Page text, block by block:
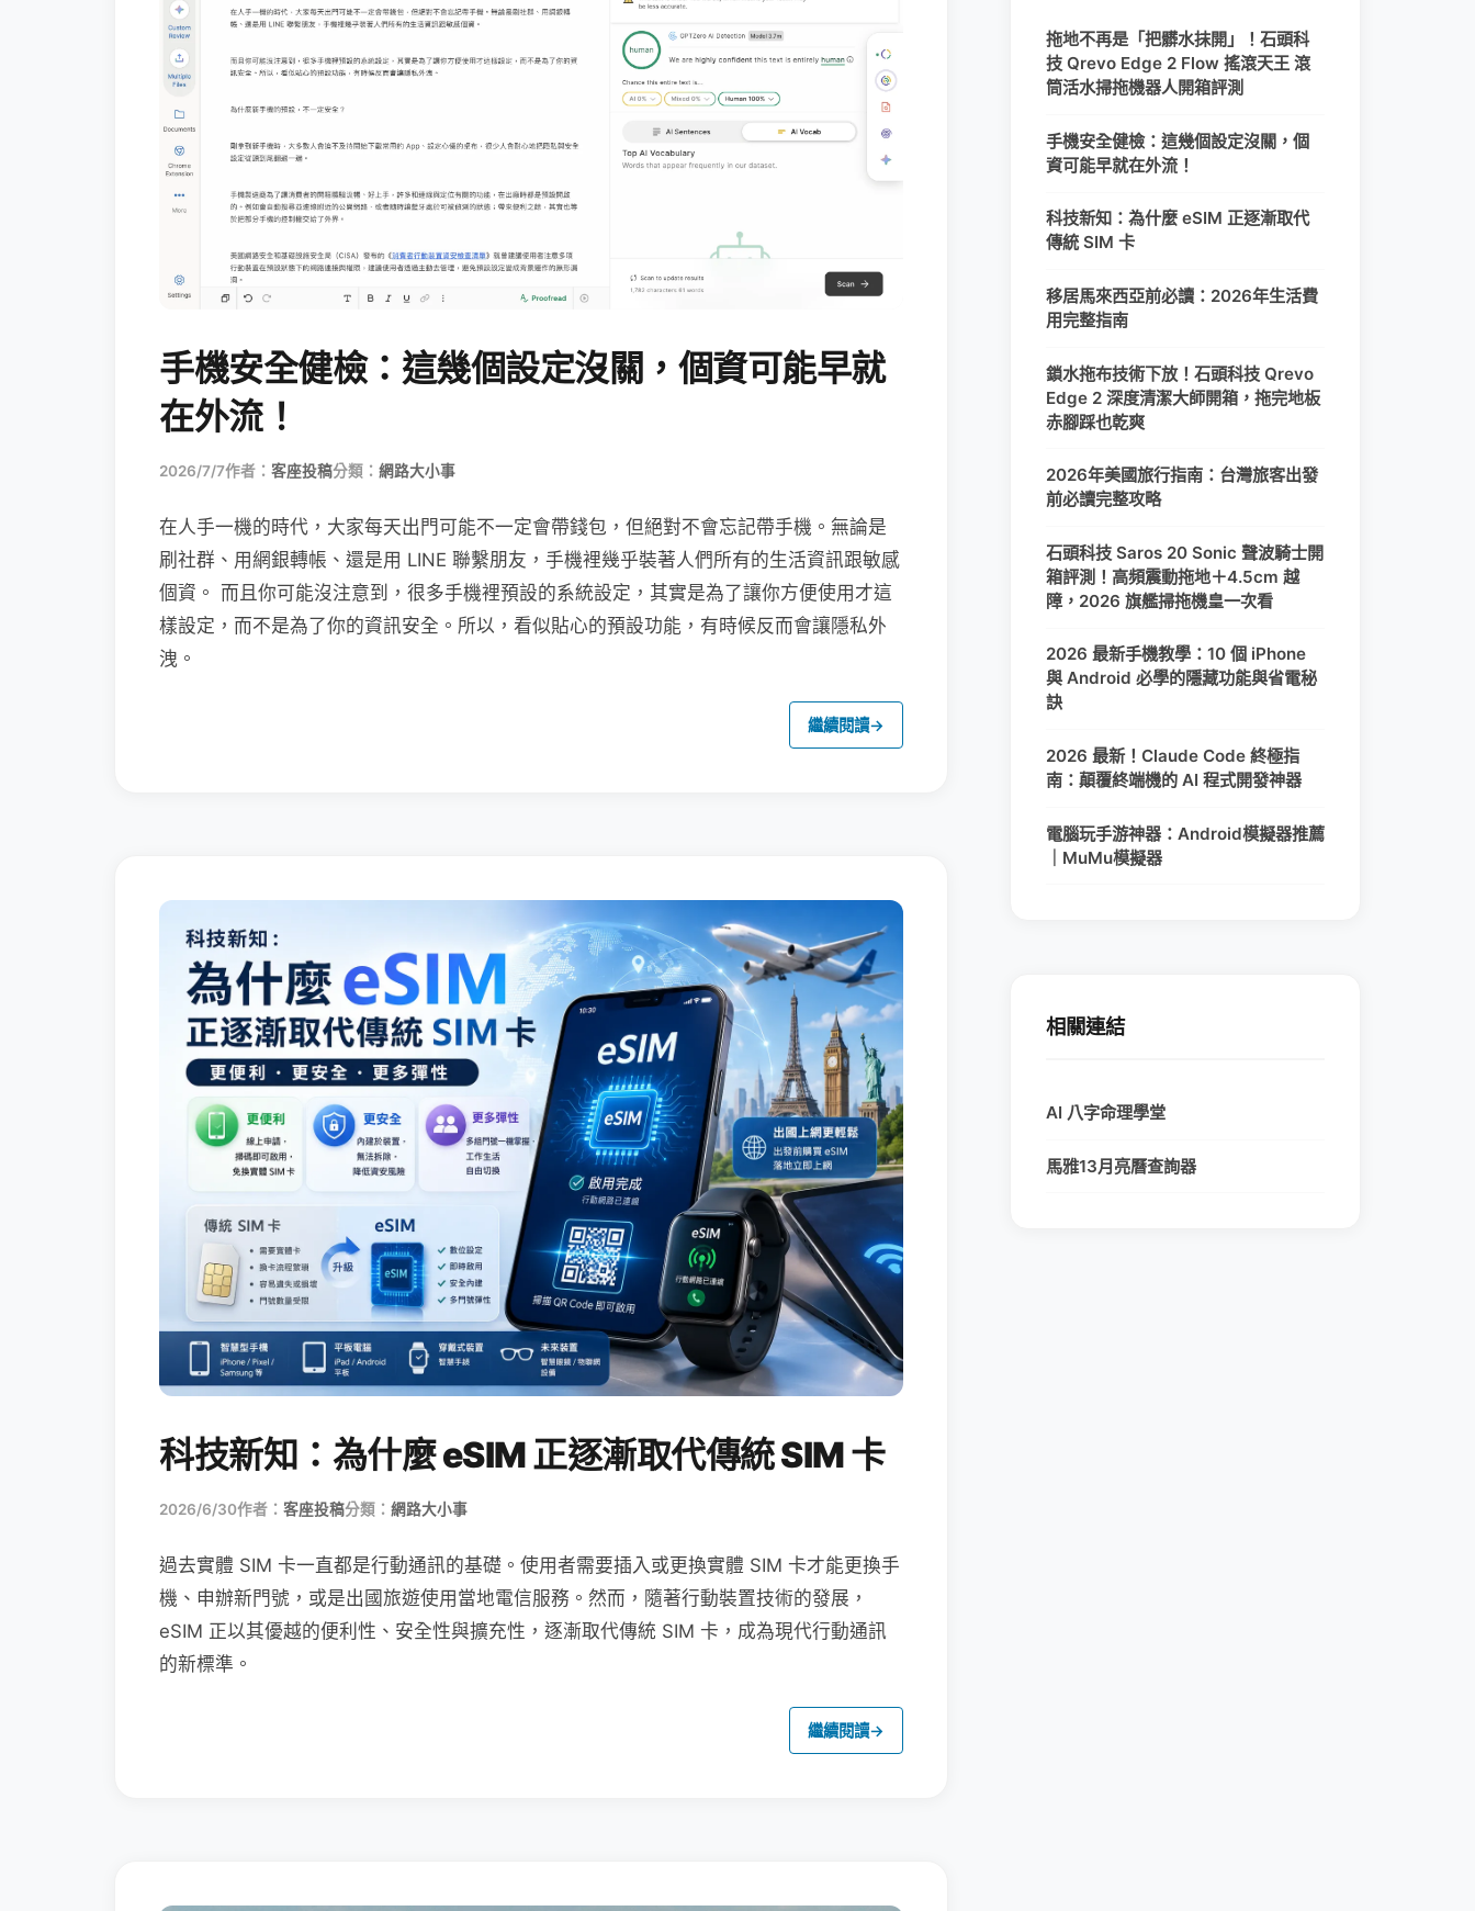
手機安全健檢：這幾個設定沒關，個資可能早就
在外流！
2026/7/7作者： 客座投稿分類： 網路大小事
在人手一機的時代，大家每天出門可能不一定會帶錢包，但絕對不會忘記帶手機。無論是
刷社群、用網銀轉帳、還是用 LINE 聯繫朋友，手機裡幾乎裝著人們所有的生活資訊跟敏感
個資。 而且你可能沒注意到，很多手機裡預設的系統設定，其實是為了讓你方便使用才這
樣設定，而不是為了你的資訊安全。所以，看似貼心的預設功能，有時候反而會讓隱私外
洩。
繼續閱讀→
科技新知：為什麼 eSIM 正逐漸取代傳統 SIM 卡
2026/6/30作者： 客座投稿分類： 網路大小事
過去實體 SIM 卡一直都是行動通訊的基礎。使用者需要插入或更換實體 SIM 卡才能更換手
機、申辦新門號，或是出國旅遊使用當地電信服務。然而，隨著行動裝置技術的發展，
eSIM 正以其優越的便利性、安全性與擴充性，逐漸取代傳統 SIM 卡，成為現代行動通訊
的新標準。
繼續閱讀→
拖地不再是「把髒水抹開」！石頭科
技 Qrevo Edge 2 Flow 搖滾天王 滾
筒活水掃拖機器人開箱評測
手機安全健檢：這幾個設定沒關，個
資可能早就在外流！
科技新知：為什麼 eSIM 正逐漸取代
傳統 SIM 卡
移居馬來西亞前必讀：2026年生活費
用完整指南
鎖水拖布技術下放！石頭科技 Qrevo
Edge 2 深度清潔大師開箱，拖完地板
赤腳踩也乾爽
2026年美國旅行指南：台灣旅客出發
前必讀完整攻略
石頭科技 Saros 20 Sonic 聲波騎士開
箱評測！高頻震動拖地＋4.5cm 越
障，2026 旗艦掃拖機皇一次看
2026 最新手機教學：10 個 iPhone
與 Android 必學的隱藏功能與省電秘
訣
2026 最新！Claude Code 終極指
南：顛覆終端機的 AI 程式開發神器
電腦玩手游神器：Android模擬器推薦
｜MuMu模擬器
相關連結
AI 八字命理學堂
馬雅13月亮曆查詢器